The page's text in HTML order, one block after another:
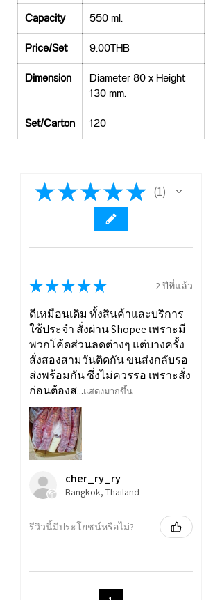
Capacity
550 ml.
Price/Set
9.00THB
Dimension
Diameter 80 x Height
130 mm.
Set/Carton
120
★★★★★ 1
★★★★★ 2 ปีที่แล้ว
ดีเหมือนเดิม ทั้งสินค้าและบริการ
ใช้ประจำ สั่งผ่าน Shopee เพราะมี
พวกโค้ดส่วนลดต่างๆ แต่บางครั้ง
สั่งสองสามวันติดกัน ขนส่งกลับรอ
ส่งพร้อมกัน ซึ่งไม่ควรรอ เพราะสั่ง
ก่อนต้องส...แสดงมากขึ้น
cher_ry_ry
Bangkok, Thailand
รีวิวนี้มีประโยชน์หรือไม่?